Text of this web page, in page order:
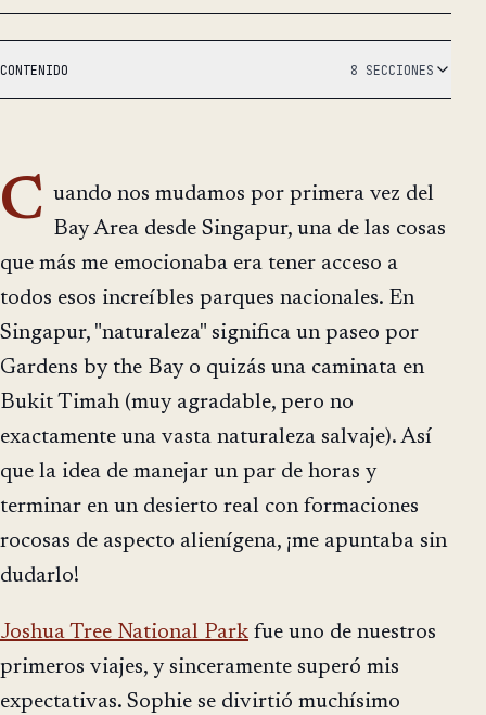
CONTENIDO 8 SECCIONES
C uando nos mudamos por primera vez del
Bay Area desde Singapur, una de las cosas
que más me emocionaba era tener acceso a
todos esos increíbles parques nacionales. En
Singapur, "naturaleza" significa un paseo por
Gardens by the Bay o quizás una caminata en
Bukit Timah (muy agradable, pero no
exactamente una vasta naturaleza salvaje). Así
que la idea de manejar un par de horas y
terminar en un desierto real con formaciones
rocosas de aspecto alienígena, ¡me apuntaba sin
dudarlo!
Joshua Tree National Park fue uno de nuestros
primeros viajes, y sinceramente superó mis
expectativas. Sophie se divirtió muchísimo